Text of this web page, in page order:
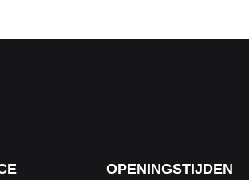
OPENINGSTIJDEN